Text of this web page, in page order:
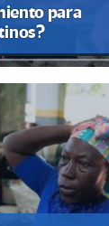
para